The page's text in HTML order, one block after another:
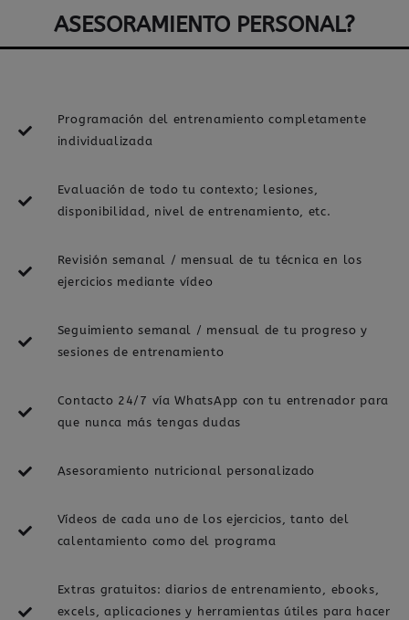
ASESORAMIENTO PERSONAL?
Programación del entrenamiento completamente
individualizada
Evaluación de todo tu contexto; lesiones,
disponibilidad, nivel de entrenamiento, etc.
Revisión semanal / mensual de tu técnica en los
ejercicios mediante vídeo
Seguimiento semanal / mensual de tu progreso y
sesiones de entrenamiento
Contacto 24/7 vía WhatsApp con tu entrenador para
que nunca más tengas dudas
Asesoramiento nutricional personalizado
Vídeos de cada uno de los ejercicios, tanto del
calentamiento como del programa
Extras gratuitos: diarios de entrenamiento, ebooks,
excels, aplicaciones y herramientas útiles para hacer